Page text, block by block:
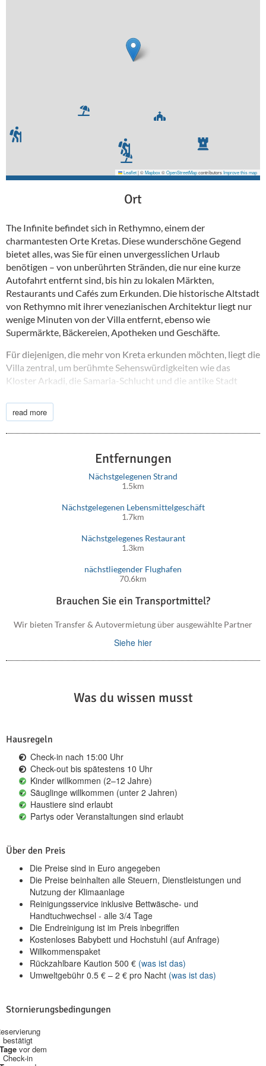
Leaflet|©Mapbox©OpenStreetMapcontributorsImprove this map
Ort
The Infinite befindet sich in Rethymno, einem der
charmantesten Orte Kretas. Diese wunderschöne Gegend
bietet alles, was Sie für einen unvergesslichen Urlaub
benötigen – von unberührten Stränden, die nur eine kurze
Autofahrt entfernt sind, bis hin zu lokalen Märkten,
Restaurants und Cafés zum Erkunden. Die historische Altstadt
von Rethymno mit ihrer venezianischen Architektur liegt nur
wenige Minuten von der Villa entfernt, ebenso wie
Supermärkte, Bäckereien, Apotheken und Geschäfte.
Für diejenigen, die mehr von Kreta erkunden möchten, liegt die
Villa zentral, um berühmte Sehenswürdigkeiten wie das
Kloster Arkadi, die Samaria-Schlucht und die antike Stadt
internationale Flughafen ist der Flughafen Heraklion, etwa 75
Minuten Autofahrt entfernt, während sich das nächste
Allgemeinkrankenhaus in Rethymno befindet, was allen
read more
Entfernungen
Nächstgelegenen Strand
1.5km
Nächstgelegenen Lebensmittelgeschäft
1.7km
Nächstgelegenes Restaurant
1.3km
nächstliegender Flughafen
70.6km
Brauchen Sie ein Transportmittel?
Wir bieten Transfer & Autovermietung über ausgewählte Partner
Siehe hier
Was du wissen musst
Hausregeln
Check-in nach 15:00 Uhr
Check-out bis spätestens 10 Uhr
Kinder willkommen (2–12 Jahre)
Säuglinge willkommen (unter 2 Jahren)
Haustiere sind erlaubt
Partys oder Veranstaltungen sind erlaubt
Über den Preis
Die Preise sind in Euro angegeben
Die Preise beinhalten alle Steuern, Dienstleistungen und
Nutzung der Klimaanlage
Reinigungsservice inklusive Bettwäsche- und
Handtuchwechsel - alle 3/4 Tage
Die Endreinigung ist im Preis inbegriffen
Kostenloses Babybett und Hochstuhl (auf Anfrage)
Willkommenspaket
Rückzahlbare Kaution 500 € (was ist das)
Umweltgebühr 0.5 € – 2 € pro Nacht (was ist das)
Stornierungsbedingungen
bestätigt
vor dem
Check-in